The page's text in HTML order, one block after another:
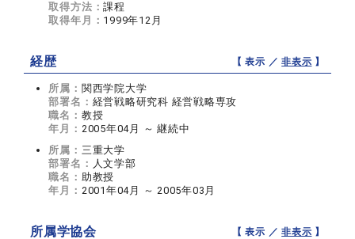
取得方法：課程
取得年月： 1999年12月
経歴 【 表示 ／非表示 】
所属： 関西学院大学
部署名： 経営戦略研究科 経営戦略専攻
職名： 教授
年月： 2005年04月 ～ 継続中
所属： 三重大学
部署名： 人文学部
職名： 助教授
年月： 2001年04月 ～ 2005年03月
所属学協会 【 表示 ／非表示 】